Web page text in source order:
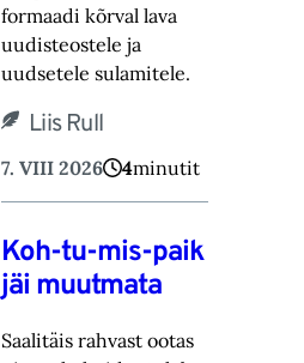
formaadi kõrval lava
uudisteostele ja
uudsetele sulamitele.‎
Liis Rull
7. VIII 2026 4minutit
Koh-tu-mis-paik
jäi muutmata
Saalitäis rahvast ootas